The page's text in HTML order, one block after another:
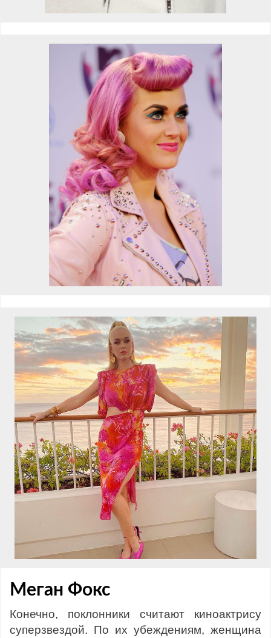
Меган Фокс
Конечно, поклонники считают киноактрису
суперзвездой. По их убеждениям, женщина